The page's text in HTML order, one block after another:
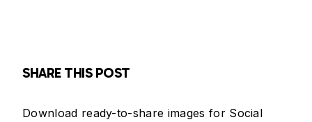
SHARE THIS POST
Download ready-to-share images for Social